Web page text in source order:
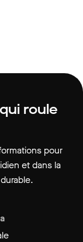
roule
pour
et dans la